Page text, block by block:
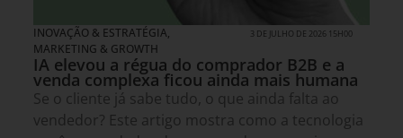
INOVAÇÃO & ESTRATÉGIA,
MARKETING & GROWTH
3 DE JULHO DE 2026 15H00
IA elevou a régua do comprador B2B e a
venda complexa ficou ainda mais humana
Se o cliente já sabe tudo, o que ainda falta ao
vendedor? Este artigo mostra como a tecnologia